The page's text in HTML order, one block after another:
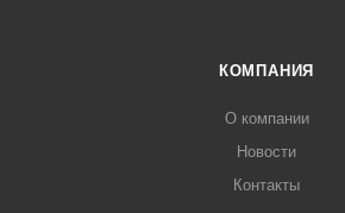
КОМПАНИЯ
О компании
Новости
Контакты